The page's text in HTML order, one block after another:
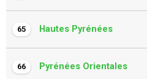
65 Hautes Pyrénées
66 Pyrénées Orientales